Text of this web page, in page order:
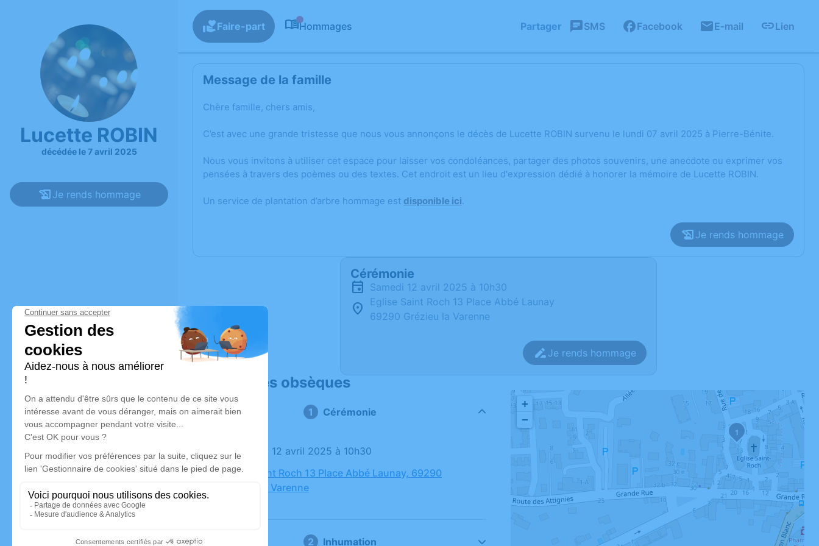
Lucette ROBIN
décédée le 7 avril 2025
Je rends hommage
Faire-part Hommages Partager SMS Facebook E-mail Lien
Message de la famille
Chère famille, chers amis,
C’est avec une grande tristesse que nous vous annonçons le décès de Lucette ROBIN survenu le lundi 07 avril 2025 à Pierre-Bénite.
Nous vous invitons à utiliser cet espace pour laisser vos condoléances, partager des photos souvenirs, une anecdote ou exprimer vos
pensées à travers des poèmes ou des textes. Cet endroit est un lieu d'expression dédié à honorer la mémoire de Lucette ROBIN.
Un service de plantation d’arbre hommage est disponible ici.
Je rends hommage
Cérémonie
samedi 12 avril 2025 à 10h30
Eglise Saint Roch 13 Place Abbé Launay
69290 Grézieu la Varenne
Je rends hommage
Déroulé des obsèques
Cérémonie
Le samedi 12 avril 2025 à 10h30
Eglise Saint Roch 13 Place Abbé Launay, 69290
Grézieu la Varenne
Inhumation
1
+
−